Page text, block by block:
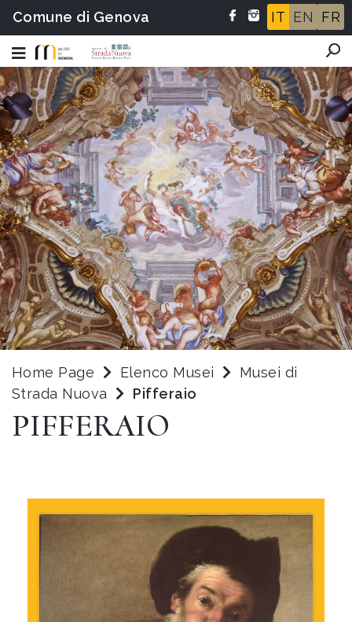
Comune di Genova IT EN FR
Home Page Elenco Musei
Musei di
Strada Nuova
Pifferaio
PIFFERAIO